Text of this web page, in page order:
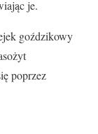
je.
goździkowy
poprzez